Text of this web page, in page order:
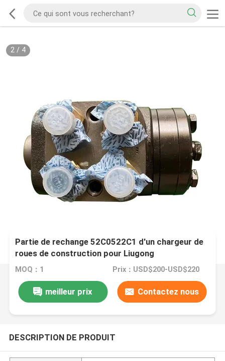
2/ 4
Partie de rechange 52C0522C1 d'un chargeur de
roues de construction pour Liugong
MOQ：1 Prix：USD$200-USD$220
meilleur prix Contactez nous
DESCRIPTION DE PRODUIT